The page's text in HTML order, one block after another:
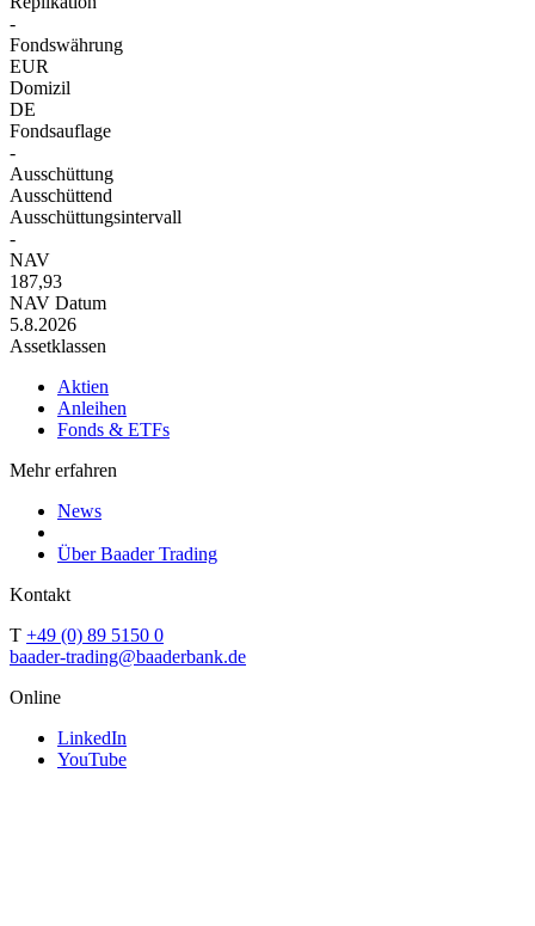
-
Fondswährung
EUR
Domizil
DE
Fondsauflage
-
Ausschüttung
Ausschüttend
Ausschüttungsintervall
-
NAV
187,93
NAV Datum
5.8.2026
Assetklassen
Aktien
Anleihen
Fonds & ETFs
Mehr erfahren
News
Über Baader Trading
Kontakt
T +49 (0) 89 5150 0
baader-trading@baaderbank.de
Online
LinkedIn
YouTube